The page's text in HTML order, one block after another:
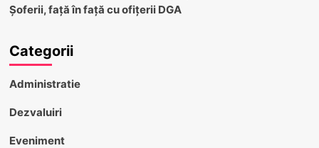
Șoferii, față în față cu ofițerii DGA
Categorii
Administratie
Dezvaluiri
Eveniment